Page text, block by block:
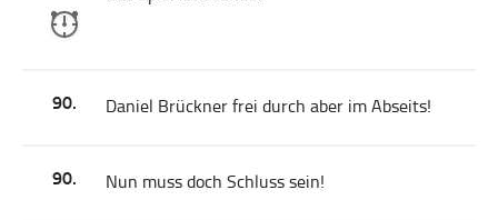
90. Daniel Brückner frei durch aber im Abseits!
90. Nun muss doch Schluss sein!